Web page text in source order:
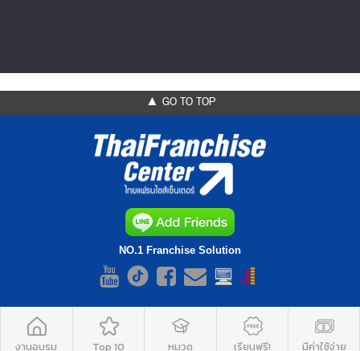
▲ GO TO TOP
NO.1 Franchise Solution
งานอบรม Top 10 หมวด เรียนฟรี! มีค่าใช้จ่าย